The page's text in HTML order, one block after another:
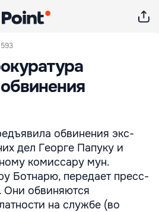
593
обвинения экс-
дел Георге Папуку и
комиссару мун.
Ботнарю, передает пресс-
Они обвиняются
на службе (во